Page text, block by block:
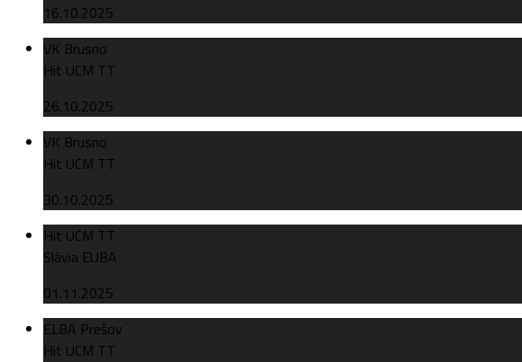
16.10.2025
VK Brusno
Hit UCM TT
26.10.2025
VK Brusno
Hit UCM TT
30.10.2025
Hit UCM TT
Slávia EUBA
01.11.2025
ELBA Prešov
Hit UCM TT